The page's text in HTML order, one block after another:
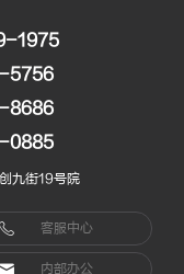
1975
5756
8686
0885
九街19号院
客服中心
内部办公